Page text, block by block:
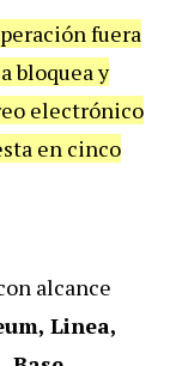
fuera
bloquea y
electrónico
en cinco
alcance
Linea,